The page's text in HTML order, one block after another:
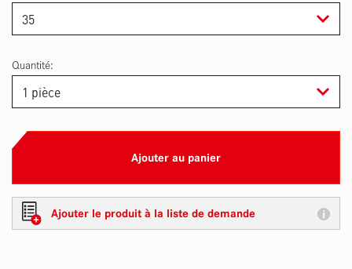
Quantité:
Ajouter au panier
Ajouter le produit à la liste de demande